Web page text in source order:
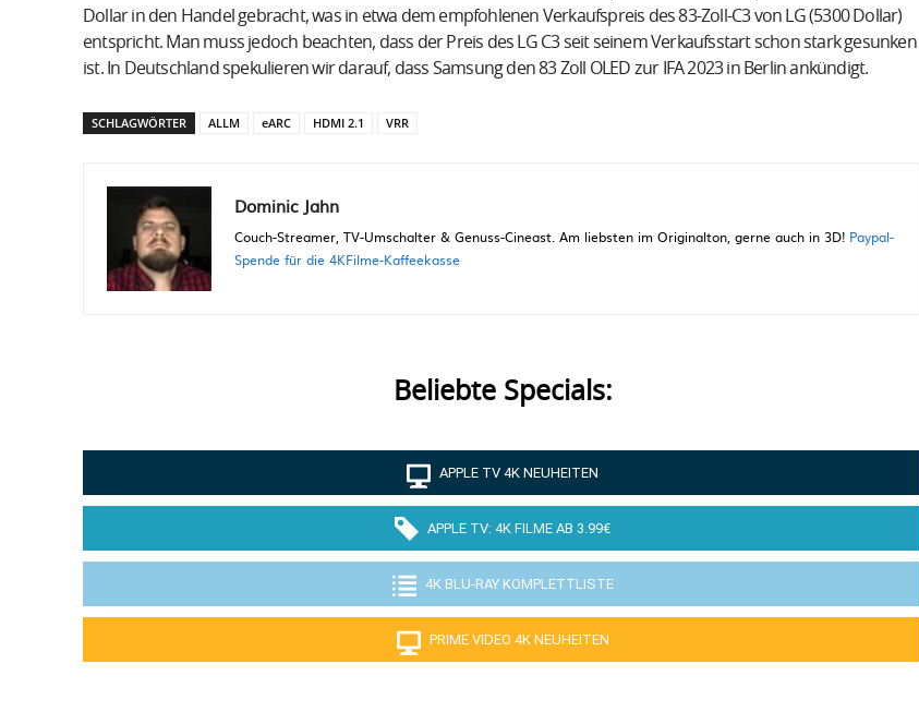
Dollar in den Handel gebracht, was in etwa dem empfohlenen Verkaufspreis des 83-Zoll-C3 von LG (5300 Dollar)
entspricht. Man muss jedoch beachten, dass der Preis des LG C3 seit seinem Verkaufsstart schon stark gesunken
ist. In Deutschland spekulieren wir darauf, dass Samsung den 83 Zoll OLED zur IFA 2023 in Berlin ankündigt.
SCHLAGWÖRTER ALLM eARC HDMI 2.1 VRR
Dominic Jahn
Couch-Streamer, TV-Umschalter & Genuss-Cineast. Am liebsten im Originalton, gerne auch in 3D! Paypal-
Spende für die 4KFilme-Kaffeekasse
Beliebte Specials:
APPLE TV 4K NEUHEITEN
APPLE TV: 4K FILME AB 3.99€
4K BLU-RAY KOMPLETTLISTE
PRIME VIDEO 4K NEUHEITEN